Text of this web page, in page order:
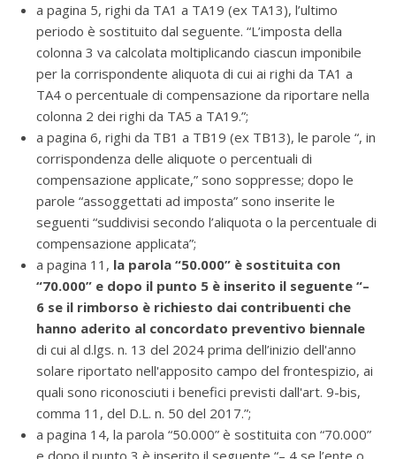
a pagina 5, righi da TA1 a TA19 (ex TA13), l’ultimo
periodo è sostituito dal seguente. “L’imposta della
colonna 3 va calcolata moltiplicando ciascun imponibile
per la corrispondente aliquota di cui ai righi da TA1 a
TA4 o percentuale di compensazione da riportare nella
colonna 2 dei righi da TA5 a TA19.”;
a pagina 6, righi da TB1 a TB19 (ex TB13), le parole “, in
corrispondenza delle aliquote o percentuali di
compensazione applicate,” sono soppresse; dopo le
parole “assoggettati ad imposta” sono inserite le
seguenti “suddivisi secondo l’aliquota o la percentuale di
compensazione applicata”;
a pagina 11, la parola “50.000” è sostituita con
“70.000” e dopo il punto 5 è inserito il seguente “–
6 se il rimborso è richiesto dai contribuenti che
hanno aderito al concordato preventivo biennale
di cui al d.lgs. n. 13 del 2024 prima dell’inizio dell'anno
solare riportato nell'apposito campo del frontespizio, ai
quali sono riconosciuti i benefici previsti dall'art. 9-bis,
comma 11, del D.L. n. 50 del 2017.”;
a pagina 14, la parola “50.000” è sostituita con “70.000”
e dopo il punto 3 è inserito il seguente “– 4 se l’ente o